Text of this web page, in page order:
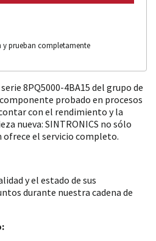
y prueban completamente
8PQ5000-4BA15 del grupo de
probado en procesos
con el rendimiento y la
nueva: SINTRONICS no sólo
el servicio completo.
y el estado de sus
durante nuestra cadena de